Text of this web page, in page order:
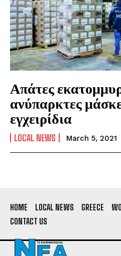
Απάτες
ανύπαρκτες
εγχειρίδια
LOCAL NEWS March 5, 2021
HOME LOCAL NEWS GREECE
CONTACT US